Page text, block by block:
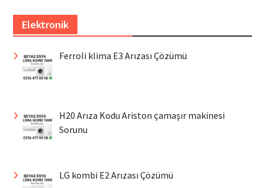
Elektronik
Ferroli klima E3 Arızası Çözümü
H20 Arıza Kodu Ariston çamaşır makinesi
Sorunu
LG kombi E2 Arızası Çözümü